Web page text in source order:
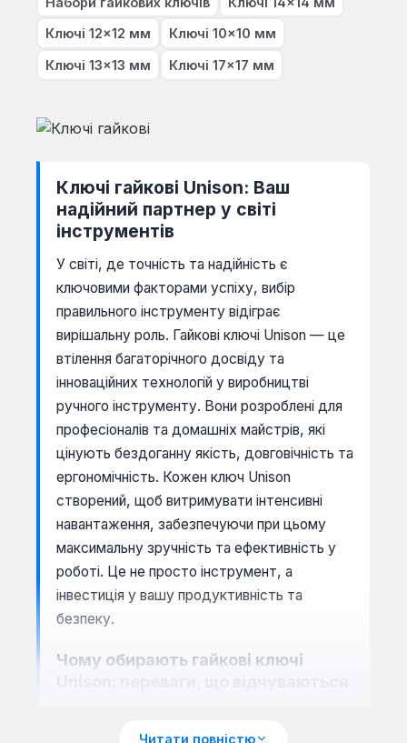
Ключі 12×12 мм Ключі 10×10 мм
Ключі 13×13 мм Ключі 17×17 мм
Ключі гайкові Unison: Ваш
надійний партнер у світі
інструментів
У світі, де точність та надійність є
ключовими факторами успіху, вибір
правильного інструменту відіграє
вирішальну роль. Гайкові ключі Unison — це
втілення багаторічного досвіду та
інноваційних технологій у виробництві
ручного інструменту. Вони розроблені для
професіоналів та домашніх майстрів, які
цінують бездоганну якість, довговічність та
ергономічність. Кожен ключ Unison
створений, щоб витримувати інтенсивні
навантаження, забезпечуючи при цьому
максимальну зручність та ефективність у
роботі. Це не просто інструмент, а
інвестиція у вашу продуктивність та
безпеку.
Чому обирають гайкові ключі
виробник інструментів, що відповідають
Читати повністю